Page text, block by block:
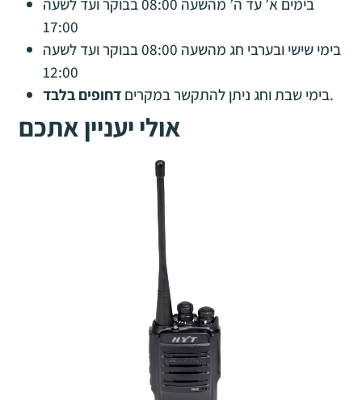
בימים א’ עד ה’ מהשעה 08:00 בבוקר ועד לשעה
17:00
בימי שישי ובערבי חג מהשעה 08:00 בבוקר ועד לשעה
12:00
בימי שבת וחג ניתן להתקשר במקריםדחופים בלבד .
אולי יעניין אתכם